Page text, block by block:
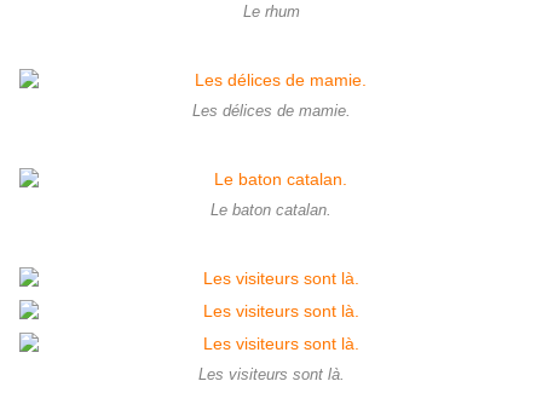
Le rhum
Les délices de mamie.
Le baton catalan.
Les visiteurs sont là.